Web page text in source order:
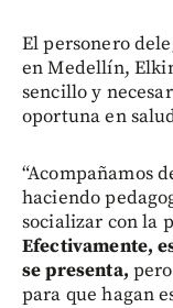
El personero
en Medellín,
sencillo y
oportuna en
“Acompañamos
haciendo
socializar con la
Efectivamente,
se presenta,
para que hagan